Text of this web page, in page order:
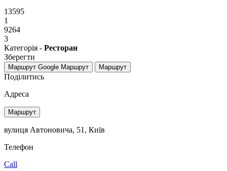
13595
1
9264
3
Категорія - Ресторан
Зберегти
Маршрут Google Маршрут Маршрут
Поділитись
Адреса
Маршрут
вулиця Автоновича, 51, Київ
Телефон
Call